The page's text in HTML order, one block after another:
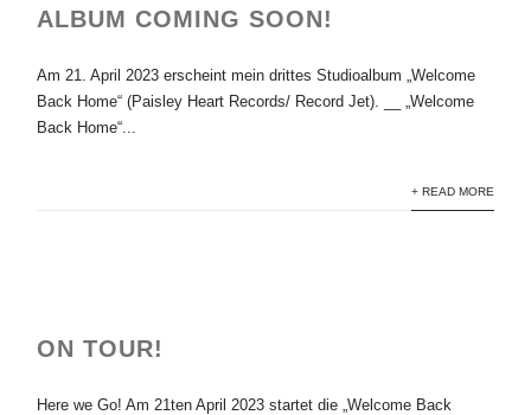
ALBUM COMING SOON!
Am 21. April 2023 erscheint mein drittes Studioalbum „Welcome
Back Home“ (Paisley Heart Records/ Record Jet). __ „Welcome
Back Home“...
+ READ MORE
ON TOUR!
Here we Go! Am 21ten April 2023 startet die „Welcome Back